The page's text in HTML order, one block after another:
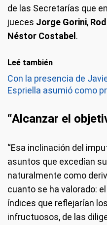
de las Secretarías que
jueces Jorge Gorini,
Néstor Costabel .
Leé también
Con la presencia de
Espriella asumió como
“Alcanzar el
“Esa inclinación del
asuntos que excedían
naturalmente como
cuanto se ha valorado: el
índices que reflejarían
infructuosos, de las